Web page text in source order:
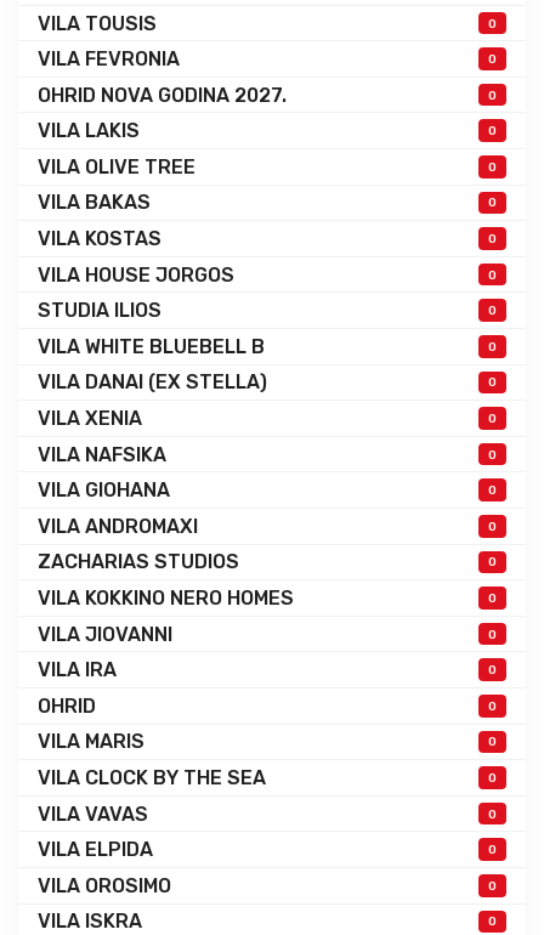
VILA TOUSIS 0
VILA FEVRONIA 0
OHRID NOVA GODINA 2027. 0
VILA LAKIS 0
VILA OLIVE TREE 0
VILA BAKAS 0
VILA KOSTAS 0
VILA HOUSE JORGOS 0
STUDIA ILIOS 0
VILA WHITE BLUEBELL B 0
VILA DANAI (EX STELLA) 0
VILA XENIA 0
VILA NAFSIKA 0
VILA GIOHANA 0
VILA ANDROMAXI 0
ZACHARIAS STUDIOS 0
VILA KOKKINO NERO HOMES 0
VILA JIOVANNI 0
VILA IRA 0
OHRID 0
VILA MARIS 0
VILA CLOCK BY THE SEA 0
VILA VAVAS 0
VILA ELPIDA 0
VILA OROSIMO 0
VILA ISKRA 0